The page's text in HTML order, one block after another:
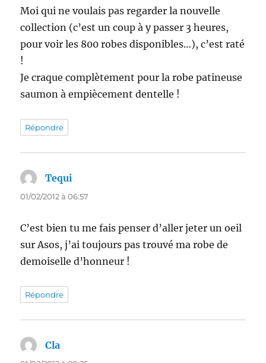
Moi qui ne voulais pas regarder la nouvelle
collection (c’est un coup à y passer 3 heures,
pour voir les 800 robes disponibles…), c’est raté
!
Je craque complètement pour la robe patineuse
saumon à empiècement dentelle !
Répondre
Tequi
01/02/2012 à 06:57
C’est bien tu me fais penser d’aller jeter un oeil
sur Asos, j’ai toujours pas trouvé ma robe de
demoiselle d’honneur !
Répondre
Cla